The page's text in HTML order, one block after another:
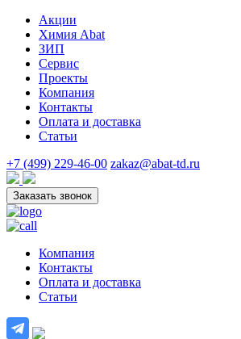
Акции
Химия Abat
ЗИП
Сервис
Проекты
Компания
Контакты
Оплата и доставка
Статьи
+7 (499) 229-46-00 zakaz@abat-td.ru
Заказать звонок
Компания
Контакты
Оплата и доставка
Статьи